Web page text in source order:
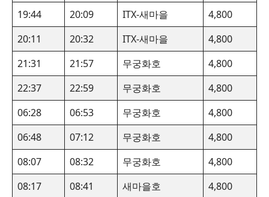
19:44
20:09 ITX-새마을
4,800
20:11
20:32 ITX-새마을
4,800
21:31
21:57 무궁화호
4,800
22:37
22:59 무궁화호
4,800
06:28
06:53 무궁화호
4,800
06:48
07:12 무궁화호
4,800
08:07
08:32 무궁화호
4,800
08:17
08:41 새마을호
4,800